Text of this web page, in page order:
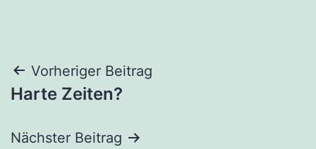
Beitragsnavigation
Vorheriger Beitrag
Harte Zeiten?
Nächster Beitrag